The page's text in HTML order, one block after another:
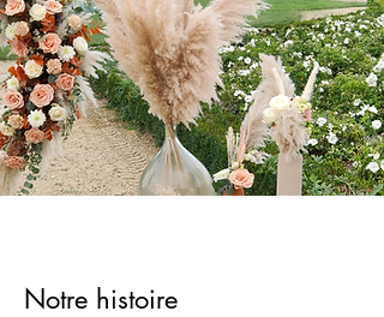
Notre histoire